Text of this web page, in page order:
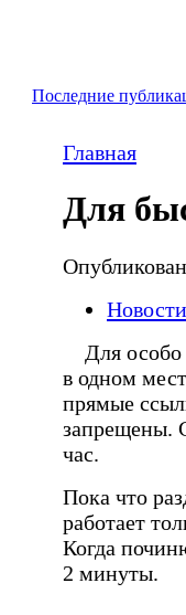
Последние
Главная
Для
Новости
Для особо
в одном
прямые
запрещены.
час.
Пока что
работает
Когда
2 минуты.